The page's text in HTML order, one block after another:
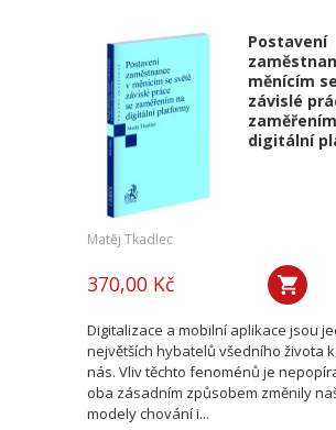
Postavení
měnícím
závislé
digitální
Matěj Tkadlec
370,00 Kč
Digitalizace a mobilní aplikace jsou
největších hybatelů všedního života
nás. Vliv těchto fenoménů je
oba zásadním způsobem změnily
modely chování i...